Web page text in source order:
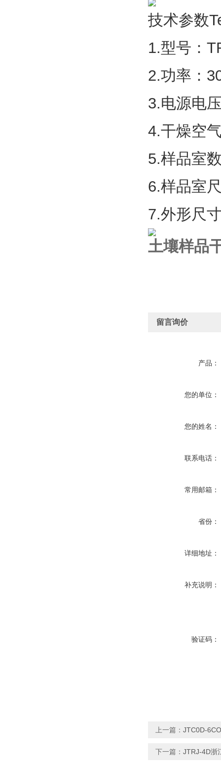
技术参数
1.型号：
2.功率：
3.电源电
4.干燥空
5.样品室
6.样品室
7.外形尺
土壤样品
留言询价
产品：
您的单位：
您的姓名：
联系电话：
常用邮箱：
省份：
详细地址：
补充说明：
验证码：
上一篇： JTC0D-
下一篇： JTRJ-4D浙